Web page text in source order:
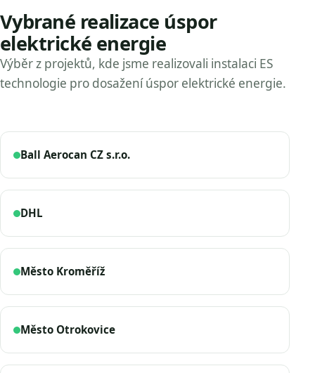
Vybrané realizace úspor
elektrické energie
Výběr z projektů, kde jsme realizovali instalaci ES
technologie pro dosažení úspor elektrické energie.
Ball Aerocan CZ s.r.o.
DHL
Město Kroměříž
Město Otrokovice